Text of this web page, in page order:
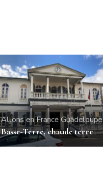
Allons en France Guadeloupe
Basse-Terre, chaude terre